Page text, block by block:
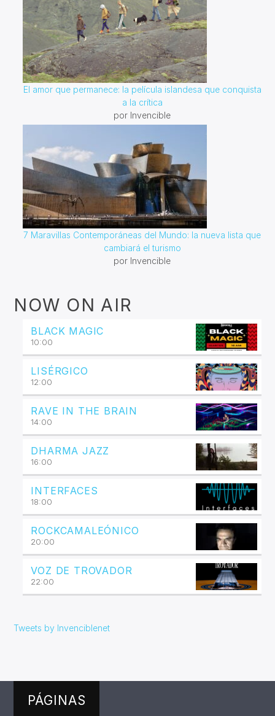
El amor que permanece: la película islandesa que conquista
a la crítica
por Invencible
7 Maravillas Contemporáneas del Mundo: la nueva lista que
cambiará el turismo
por Invencible
NOW ON AIR
BLACK MAGIC
10:00
LISÉRGICO
12:00
RAVE IN THE BRAIN
14:00
DHARMA JAZZ
16:00
INTERFACES
18:00
ROCKCAMALEÓNICO
20:00
VOZ DE TROVADOR
22:00
Tweets by Invenciblenet
PÁGINAS